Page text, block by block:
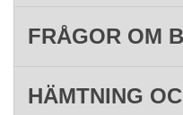
FRÅGOR OM
HÄMTNING